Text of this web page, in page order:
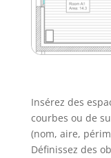
Insérez des
courbes ou de
(nom, aire,
Définissez des